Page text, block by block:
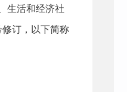
生活和经济社
订，以下简称